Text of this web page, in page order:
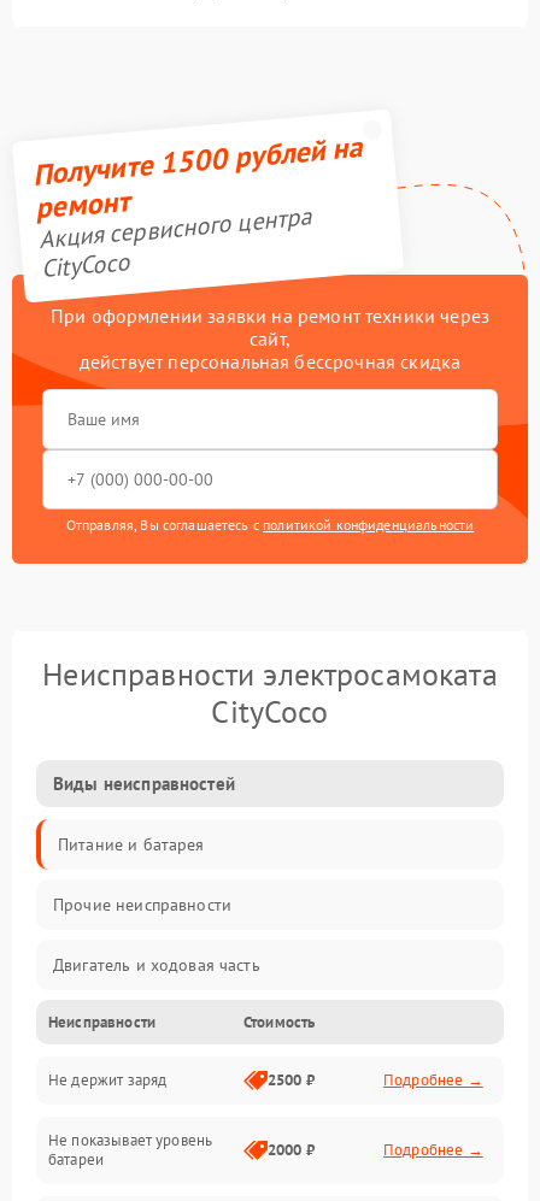
Получите 1500 рублей на
ремонт
Акция сервисного центра
CityCoco
При оформлении заявки на ремонт техники через
сайт,
действует персональная бессрочная скидка
Отправляя, Вы соглашаетесь с политикой конфиденциальности
Неисправности электросамоката
CityCoco
Виды неисправностей
Питание и батарея
Прочие неисправности
Двигатель и ходовая часть
Тормоза и безопасность
Подвеска и колеса
Электроника и управление
Неисправности Стоимость
Не держит заряд 2500 ₽ Подробнее →
Не показывает уровень
батареи
2000 ₽ Подробнее →